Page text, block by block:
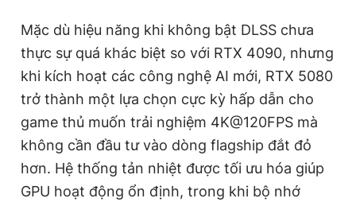
Mặc dù hiệu năng khi không bật DLSS chưa
thực sự quá khác biệt so với RTX 4090, nhưng
khi kích hoạt các công nghệ AI mới, RTX 5080
trở thành một lựa chọn cực kỳ hấp dẫn cho
game thủ muốn trải nghiệm 4K@120FPS mà
không cần đầu tư vào dòng flagship đắt đỏ
hơn. Hệ thống tản nhiệt được tối ưu hóa giúp
GPU hoạt động ổn định, trong khi bộ nhớ